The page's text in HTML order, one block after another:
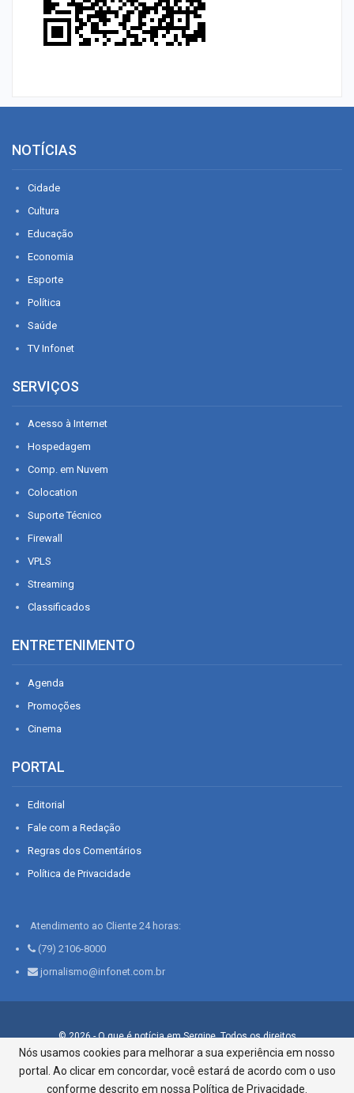
NOTÍCIAS
Cidade
Cultura
Educação
Economia
Esporte
Política
Saúde
TV Infonet
SERVIÇOS
Acesso à Internet
Hospedagem
Comp. em Nuvem
Colocation
Suporte Técnico
Firewall
VPLS
Streaming
Classificados
ENTRETENIMENTO
Agenda
Promoções
Cinema
PORTAL
Editorial
Fale com a Redação
Regras dos Comentários
Política de Privacidade
Atendimento ao Cliente 24 horas:
(79) 2106-8000
jornalismo@infonet.com.br
© 2026 - O que é notícia em Sergipe. Todos os direitos
reservados.
Infonet - Rua Monsenhor Silveira 276, Bairro São José |
Aracaju-SE, CEP 49015-030, Fone: 79.2106.8000 - CI Centro de
Nós usamos cookies para melhorar a sua experiência em nosso
portal. Ao clicar em concordar, você estará de acordo com o uso
conforme descrito em nossa Política de Privacidade.